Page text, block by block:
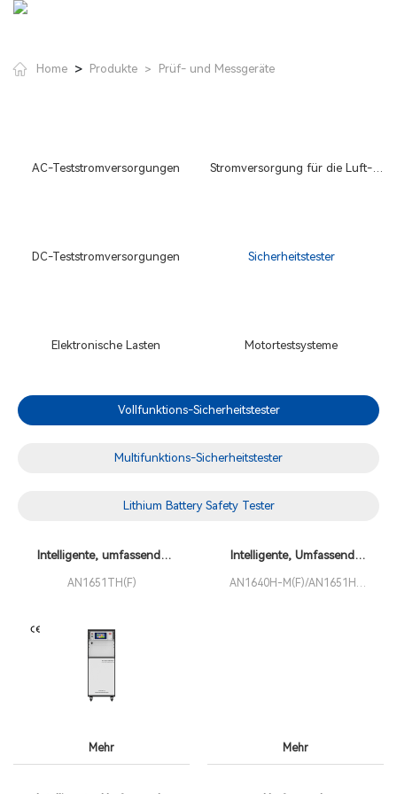
Home > Produkte > Prüf- und Messgeräte
AC-Teststromversorgungen
DC-Teststromversorgungen
Elektronische Lasten
Stromversorgung für die Luft-
Sicherheitstester
Motortestsysteme
Vollfunktions-Sicherheitstester
Multifunktions-Sicherheitstester
Lithium Battery Safety Tester
Intelligente, umfassende
Serie AN1651TH(F)
AN1651TH(F)
Mehr
Intelligente, Umfassende
AN1640H-M(F)/AN1651H-
Mehr